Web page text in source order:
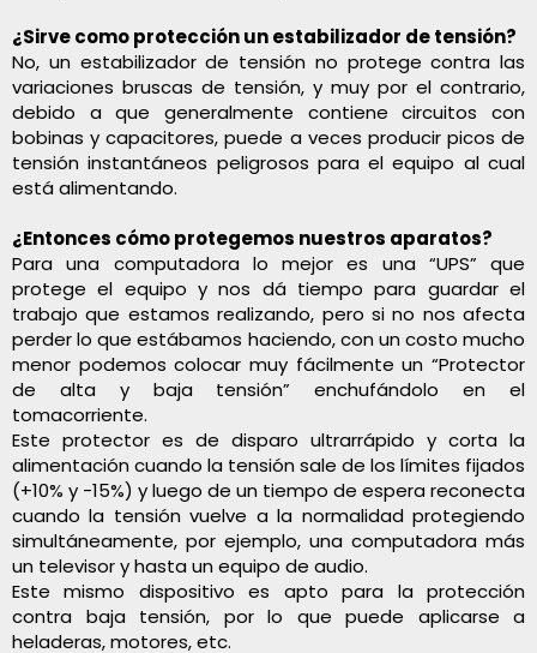
¿Sirve como protección un estabilizador de tensión?
No, un estabilizador de tensión no protege contra las
variaciones bruscas de tensión, y muy por el contrario,
debido a que generalmente contiene circuitos con
bobinas y capacitores, puede a veces producir picos de
tensión instantáneos peligrosos para el equipo al cual
está alimentando.
¿Entonces cómo protegemos nuestros aparatos?
Para una computadora lo mejor es una “UPS” que
protege el equipo y nos dá tiempo para guardar el
trabajo que estamos realizando, pero si no nos afecta
perder lo que estábamos haciendo, con un costo mucho
menor podemos colocar muy fácilmente un “Protector
de alta y baja tensión” enchufándolo en el
tomacorriente.
Este protector es de disparo ultrarrápido y corta la
alimentación cuando la tensión sale de los límites fijados
(+10% y -15%) y luego de un tiempo de espera reconecta
cuando la tensión vuelve a la normalidad protegiendo
simultáneamente, por ejemplo, una computadora más
un televisor y hasta un equipo de audio.
Este mismo dispositivo es apto para la protección
contra baja tensión, por lo que puede aplicarse a
heladeras, motores, etc.